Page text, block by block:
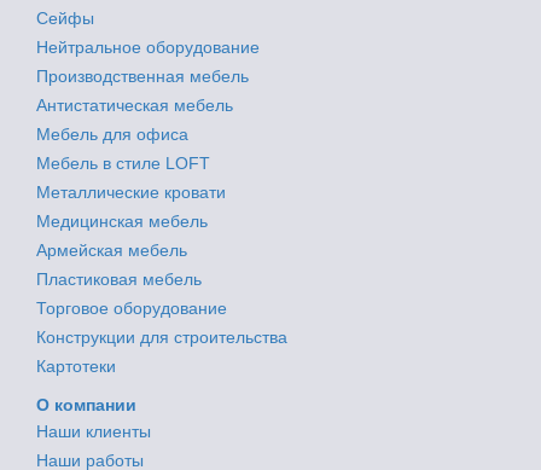
Сейфы
Нейтральное оборудование
Производственная мебель
Антистатическая мебель
Мебель для офиса
Мебель в стиле LOFT
Металлические кровати
Медицинская мебель
Армейская мебель
Пластиковая мебель
Торговое оборудование
Конструкции для строительства
Картотеки
О компании
Наши клиенты
Наши работы